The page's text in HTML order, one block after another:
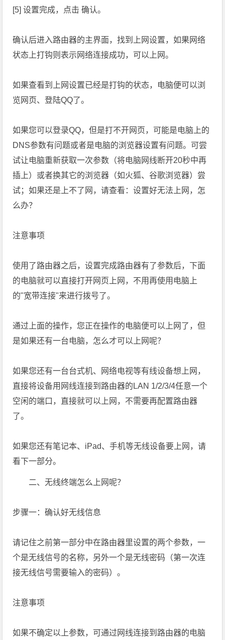
[5] 设置完成，点击 确认。
确认后进入路由器的主界面，找到上网设置，如果网络
状态上打钩则表示网络连接成功，可以上网。
如果查看到上网设置已经是打钩的状态，电脑便可以浏
览网页、登陆QQ了。
如果您可以登录QQ，但是打不开网页，可能是电脑上的
DNS参数有问题或者是电脑的浏览器设置有问题。可尝
试让电脑重新获取一次参数（将电脑网线断开20秒中再
插上）或者换其它的浏览器（如火狐、谷歌浏览器）尝
试；如果还是上不了网，请查看：设置好无法上网，怎
么办？
注意事项
使用了路由器之后，设置完成路由器有了参数后，下面
的电脑就可以直接打开网页上网，不用再使用电脑上
的"宽带连接"来进行拨号了。
通过上面的操作，您正在操作的电脑便可以上网了，但
是如果还有一台电脑，怎么才可以上网呢？
如果您还有一台台式机、网络电视等有线设备想上网，
直接将设备用网线连接到路由器的LAN 1/2/3/4任意一个
空闲的端口，直接就可以上网，不需要再配置路由器
了。
如果您还有笔记本、iPad、手机等无线设备要上网，请
看下一部分。
二、无线终端怎么上网呢？
步骤一：确认好无线信息
请记住之前第一部分中在路由器里设置的两个参数，一
个是无线信号的名称，另外一个是无线密码（第一次连
接无线信号需要输入的密码）。
注意事项
如果不确定以上参数，可通过网线连接到路由器的电脑